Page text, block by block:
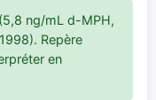
ng/mL d-MPH,
Repère
en